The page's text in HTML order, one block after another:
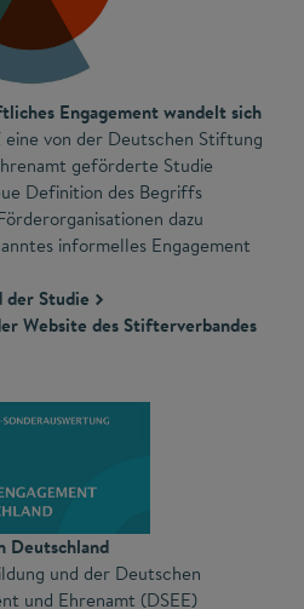
Engagement wandelt sich
von der Deutschen Stiftung
geförderte Studie
Definition des Begriffs
dazu
informelles Engagement
der Studie
Website des Stifterverbandes
Deutschland
und der Deutschen
und Ehrenamt (DSEE)